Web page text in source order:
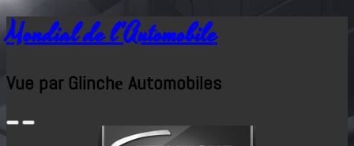
Mondial de l'Automobile
Vue par Glinchе Automobiles